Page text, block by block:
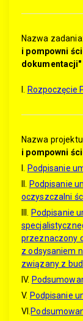
Nazwa zadania:
i pompowni
dokumentacji"
Rozpoczęcie
Nazwa
i pompowni
Podpisanie
Podpisanie
oczyszczalni
Podpisanie
przeznaczony
z odsysaniem
związany z
IV.
V. Podpisanie
VI.